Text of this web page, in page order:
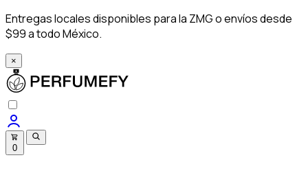
Entregas locales disponibles para la ZMG o envíos desde
$99 a todo México.
×
0